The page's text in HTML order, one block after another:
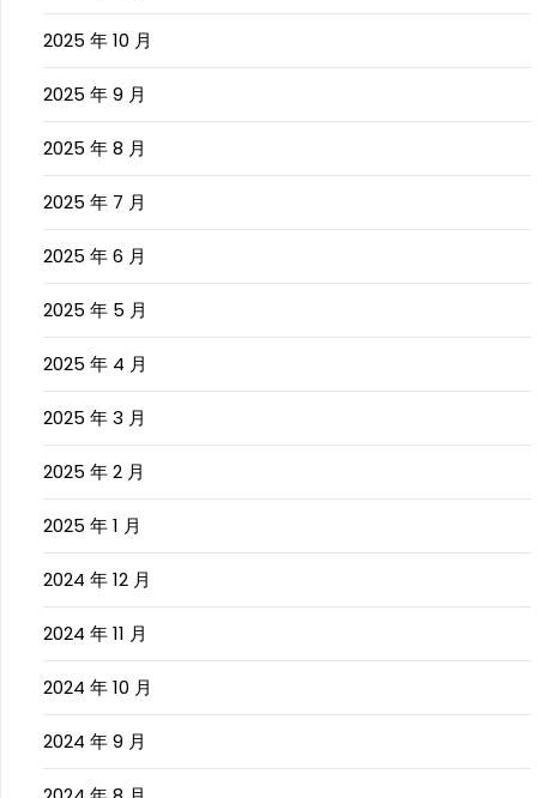
2025 年 10 月
2025 年 9 月
2025 年 8 月
2025 年 7 月
2025 年 6 月
2025 年 5 月
2025 年 4 月
2025 年 3 月
2025 年 2 月
2025 年 1 月
2024 年 12 月
2024 年 11 月
2024 年 10 月
2024 年 9 月